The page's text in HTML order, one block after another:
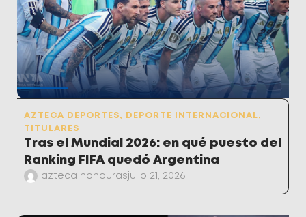
AZTECA DEPORTES, DEPORTE INTERNACIONAL,
TITULARES
Tras el Mundial 2026: en qué puesto del
Ranking FIFA quedó Argentina
azteca hondurasjulio 21, 2026